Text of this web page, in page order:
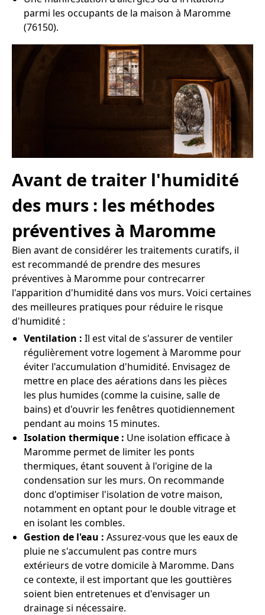
parmi les occupants de la maison à Maromme
(76150).
Avant de traiter l'humidité
des murs : les méthodes
préventives à Maromme
Bien avant de considérer les traitements curatifs, il
est recommandé de prendre des mesures
préventives à Maromme pour contrecarrer
l'apparition d'humidité dans vos murs. Voici certaines
des meilleures pratiques pour réduire le risque
d'humidité :
Ventilation : Il est vital de s'assurer de ventiler
régulièrement votre logement à Maromme pour
éviter l'accumulation d'humidité. Envisagez de
mettre en place des aérations dans les pièces
les plus humides (comme la cuisine, salle de
bains) et d'ouvrir les fenêtres quotidiennement
pendant au moins 15 minutes.
Isolation thermique : Une isolation efficace à
Maromme permet de limiter les ponts
thermiques, étant souvent à l'origine de la
condensation sur les murs. On recommande
donc d'optimiser l'isolation de votre maison,
notamment en optant pour le double vitrage et
en isolant les combles.
Gestion de l'eau : Assurez-vous que les eaux de
pluie ne s'accumulent pas contre murs
extérieurs de votre domicile à Maromme. Dans
ce contexte, il est important que les gouttières
soient bien entretenues et d'envisager un
drainage si nécessaire.